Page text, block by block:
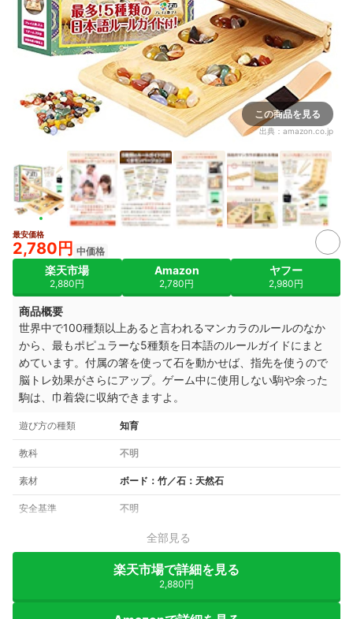
この商品を見る
出典： amazon.co.jp
最安価格
2,780円 中価格
楽天市場
2,880円
Amazon
2,780円
ヤフー
2,980円
商品概要
世界中で100種類以上あると言われるマンカラのルールのなか
から、最もポピュラーな5種類を日本語のルールガイドにまと
めています。付属の箸を使って石を動かせば、指先を使うので
脳トレ効果がさらにアップ。ゲーム中に使用しない駒や余った
駒は、巾着袋に収納できますよ。
遊び方の種類 知育
教科 不明
素材 ボード：竹／石：天然石
安全基準 不明
全部見る
楽天市場で詳細を見る
2,880円